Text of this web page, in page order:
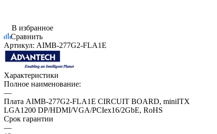
В избранное
Сравнить
Артикул: AIMB-277G2-FLA1E
Характеристики
Полное наименование:
—
Плата AIMB-277G2-FLA1E CIRCUIT BOARD, miniITX
LGA1200 DP/HDMI/VGA/PCIex16/2GbE, RoHS
Срок гарантии
—